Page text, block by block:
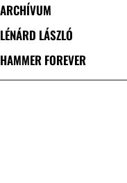
ARCHÍVUM
LÉNÁRD LÁSZLÓ
HAMMER FOREVER